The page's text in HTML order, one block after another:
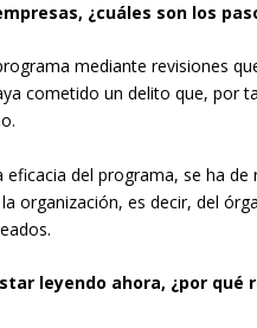
¿cuáles son los
mediante revisiones
cometido un delito que, por
del programa, se ha
organización, es decir, del
leyendo ahora, ¿por qué